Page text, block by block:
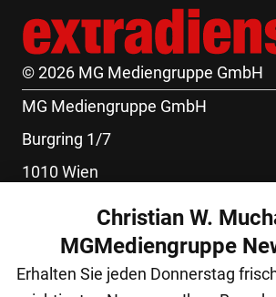
© 2026 MG Mediengruppe GmbH
MG Mediengruppe GmbH
Burgring 1/7
1010 Wien
+43 (1) 522 14 14
office@mgmedien.at
Kontakt
Christian W.
MGMediengruppe
Erhalten Sie jeden Donnerstag